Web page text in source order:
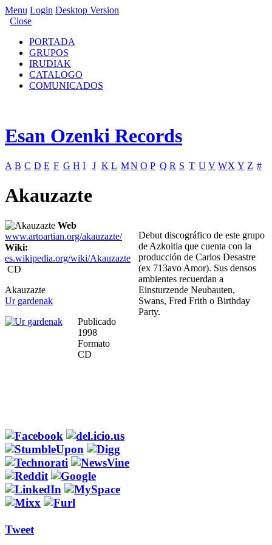
Menu Login Desktop Version
Close
PORTADA
GRUPOS
IRUDIAK
CATALOGO
COMUNICADOS
Esan Ozenki Records
A B C D E F G H I J K L MN O P Q R S T U V WX Y Z #
Akauzazte
Web
www.artoartian.org/akauzazte/
Wiki:
es.wikipedia.org/wiki/Akauzazte
CD
Akauzazte
Ur gardenak
Publicado
1998
Formato
CD
Tweet
Debut discográfico de este grupo
de Azkoitia que cuenta con la
producción de Carlos Desastre
(ex 713avo Amor). Sus densos
ambientes recuerdan a
Einsturzende Neubauten,
Swans, Fred Frith o Birthday
Party.